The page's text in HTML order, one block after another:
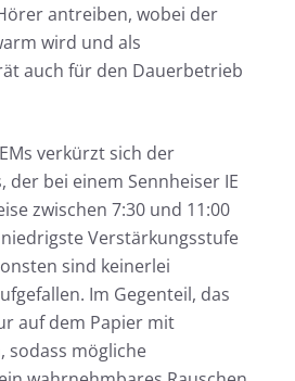
antreiben, wobei der
wird und als
auch für den Dauerbetrieb
verkürzt sich der
der bei einem Sennheiser IE
zwischen 7:30 und 11:00
Verstärkungsstufe
sind keinerlei
Im Gegenteil, das
auf dem Papier mit
sodass mögliche